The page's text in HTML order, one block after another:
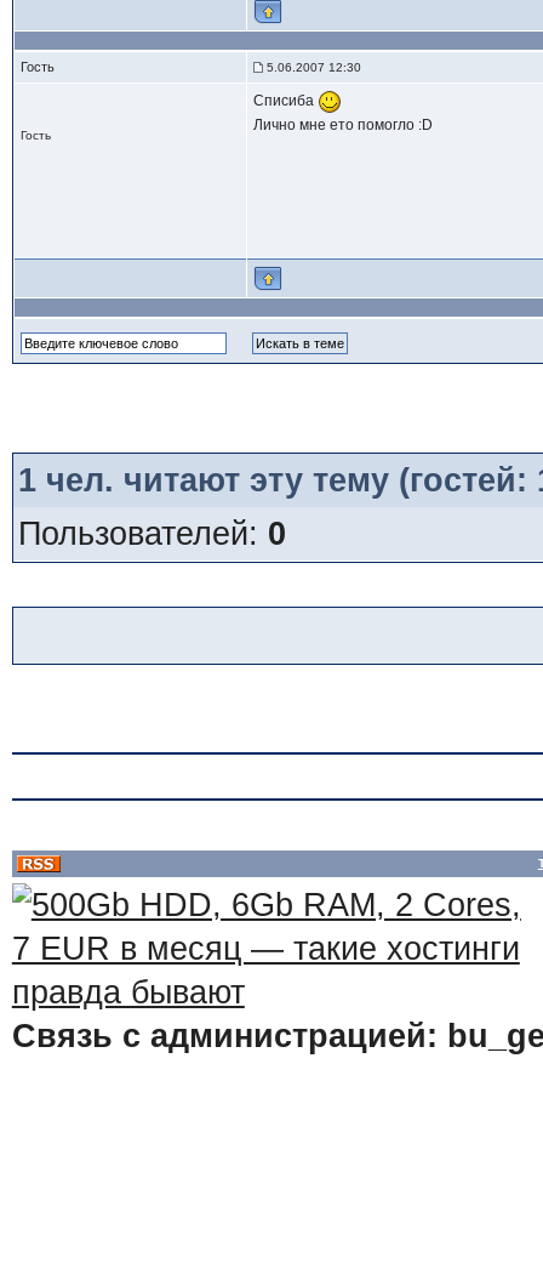
Гость 5.06.2007 12:30
Гость
Списиба
Лично мне ето помогло :D
1чел. читают эту тему
Пользователей: 0
Связь с администрацией: